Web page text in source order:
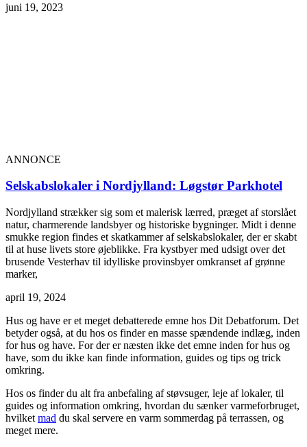
juni 19, 2023
ANNONCE
Selskabslokaler i Nordjylland: Løgstør Parkhotel
Nordjylland strækker sig som et malerisk lærred, præget af storslået
natur, charmerende landsbyer og historiske bygninger. Midt i denne
smukke region findes et skatkammer af selskabslokaler, der er skabt
til at huse livets store øjeblikke. Fra kystbyer med udsigt over det
brusende Vesterhav til idylliske provinsbyer omkranset af grønne
marker,
april 19, 2024
Hus og have er et meget debatterede emne hos Dit Debatforum. Det
betyder også, at du hos os finder en masse spændende indlæg, inden
for hus og have. For der er næsten ikke det emne inden for hus og
have, som du ikke kan finde information, guides og tips og trick
omkring.
Hos os finder du alt fra anbefaling af støvsuger, leje af lokaler, til
guides og information omkring, hvordan du sænker varmeforbruget,
hvilket mad du skal servere en varm sommerdag på terrassen, og
meget mere.